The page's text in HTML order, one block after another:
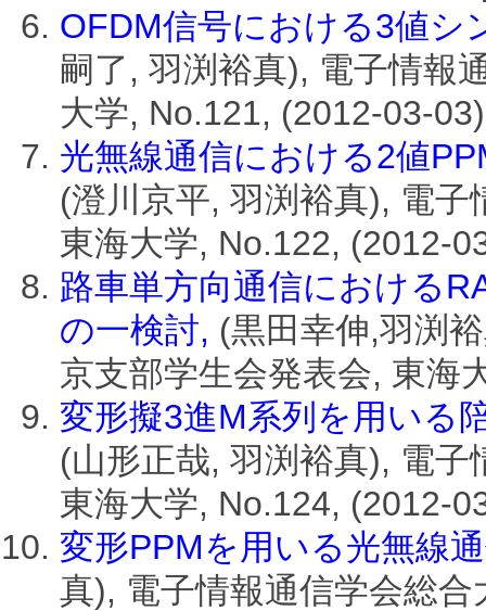
OFDM信号における3値シ
嗣了, 羽渕裕真), 電子情報
大学, No.121, (2012-03-03)
光無線通信における2値
(澄川京平, 羽渕裕真), 電
東海大学, No.122, (2012-
路車単方向通信における
の一検討, (黒田幸伸,羽渕
京支部学生会発表会, 東海
変形擬3進M系列を用いる
(山形正哉, 羽渕裕真), 電
東海大学, No.124, (2012-
変形PPMを用いる光無線
真), 電子情報通信学会総